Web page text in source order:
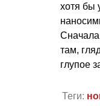
хотя бы
там,
глупое
Теги: